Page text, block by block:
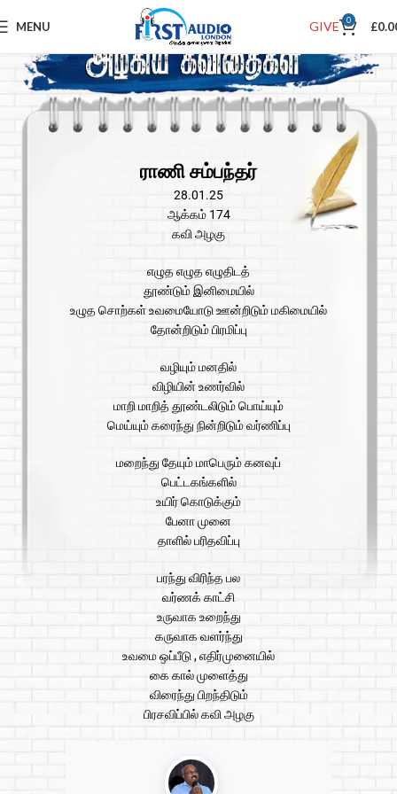
MENU GIVE 0 £
ராணி சம்பந்தர்
28.01.25
ஆக்கம் 174
கவி அழகு
எழுத எழுத எழுதிடத்
தூண்டும் இனிமையில்
உழுத சொற்கள் உவமையோடு ஊன்றிடும் மகிமையில்
தோன்றிடும் பிரமிப்பு
வழியும் மனதில்
விழியின் உணர்வில்
மாறி மாறித் தூண்டலிடும் பொய்யும்
மெய்யும் கரைந்து நின்றிடும் வர்ணிப்பு
மறைந்து தேயும் மாபெரும் கனவுப்
பெட்டகங்களில்
உயிர் கொடுக்கும்
பேனா முனை
தாளில் பரிதவிப்பு
பரந்து விரிந்த பல
வர்ணக் காட்சி
உருவாக உறைந்து
கருவாக வளர்ந்து
உவமை ஒப்பீடு , எதிர்முனையில்
கை கால் முளைத்து
விரைந்து பிறந்திடும்
பிரசவிப்பில் கவி அழகு